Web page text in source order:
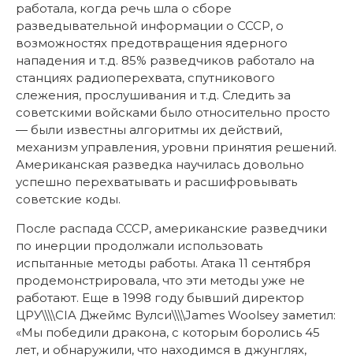
работала, когда речь шла о сборе
разведывательной информации о СССР, о
возможностях предотвращения ядерного
нападения и т.д. 85% разведчиков работало на
станциях радиоперехвата, спутникового
слежения, прослушивания и т.д. Следить за
советскими войсками было относительно просто
— были известны алгоритмы их действий,
механизм управления, уровни принятия решений.
Американская разведка научилась довольно
успешно перехватывать и расшифровывать
советские коды.
После распада СССР, американские разведчики
по инерции продолжали использовать
испытанные методы работы. Атака 11 сентября
продемонстрировала, что эти методы уже не
работают. Еще в 1998 году бывший директор
ЦРУ\\\\CIA Джеймс Вулси\\\\James Woolsey заметил:
«Мы победили дракона, с которым боролись 45
лет, и обнаружили, что находимся в джунглях,